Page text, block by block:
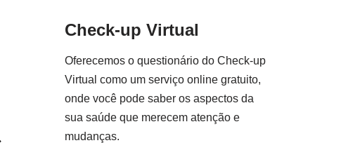
Check-up Virtual
Oferecemos o questionário do Check-up
Virtual como um serviço online gratuito,
onde você pode saber os aspectos da
sua saúde que merecem atenção e
mudanças.